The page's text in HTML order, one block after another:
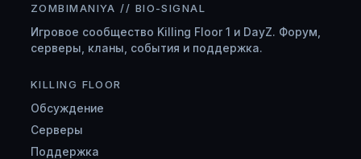
ZOMBIMANIYA // BIO-SIGNAL
Игровое сообщество Killing Floor 1 и DayZ. Форум,
серверы, кланы, события и поддержка.
KILLING FLOOR
Обсуждение
Серверы
Поддержка